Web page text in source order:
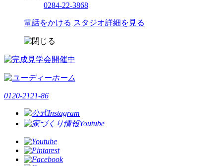
0284-22-3868
電話をかける スタジオ詳細を見る
0120-2121-86